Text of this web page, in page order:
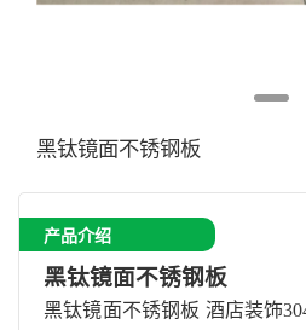
黑钛镜面不锈钢板
产品介绍
黑钛镜面不锈钢板
黑钛镜面不锈钢板 酒店装饰